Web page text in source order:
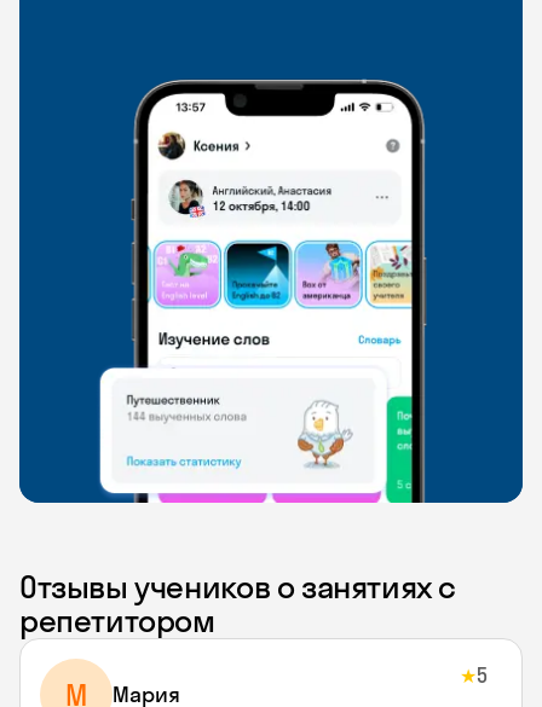
Отзывы учеников о занятиях с
репетитором
М Мария
★5